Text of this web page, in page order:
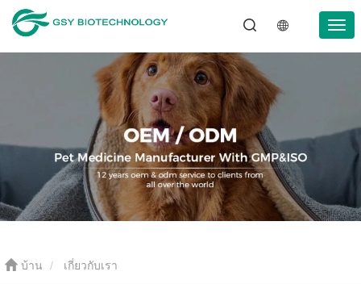
บ้าน เกี่ยวกับเรา